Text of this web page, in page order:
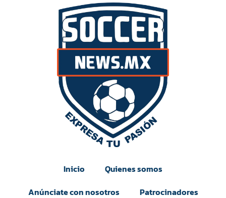
Inicio
Quienes somos
Anúnciate con nosotros
Patrocinadores